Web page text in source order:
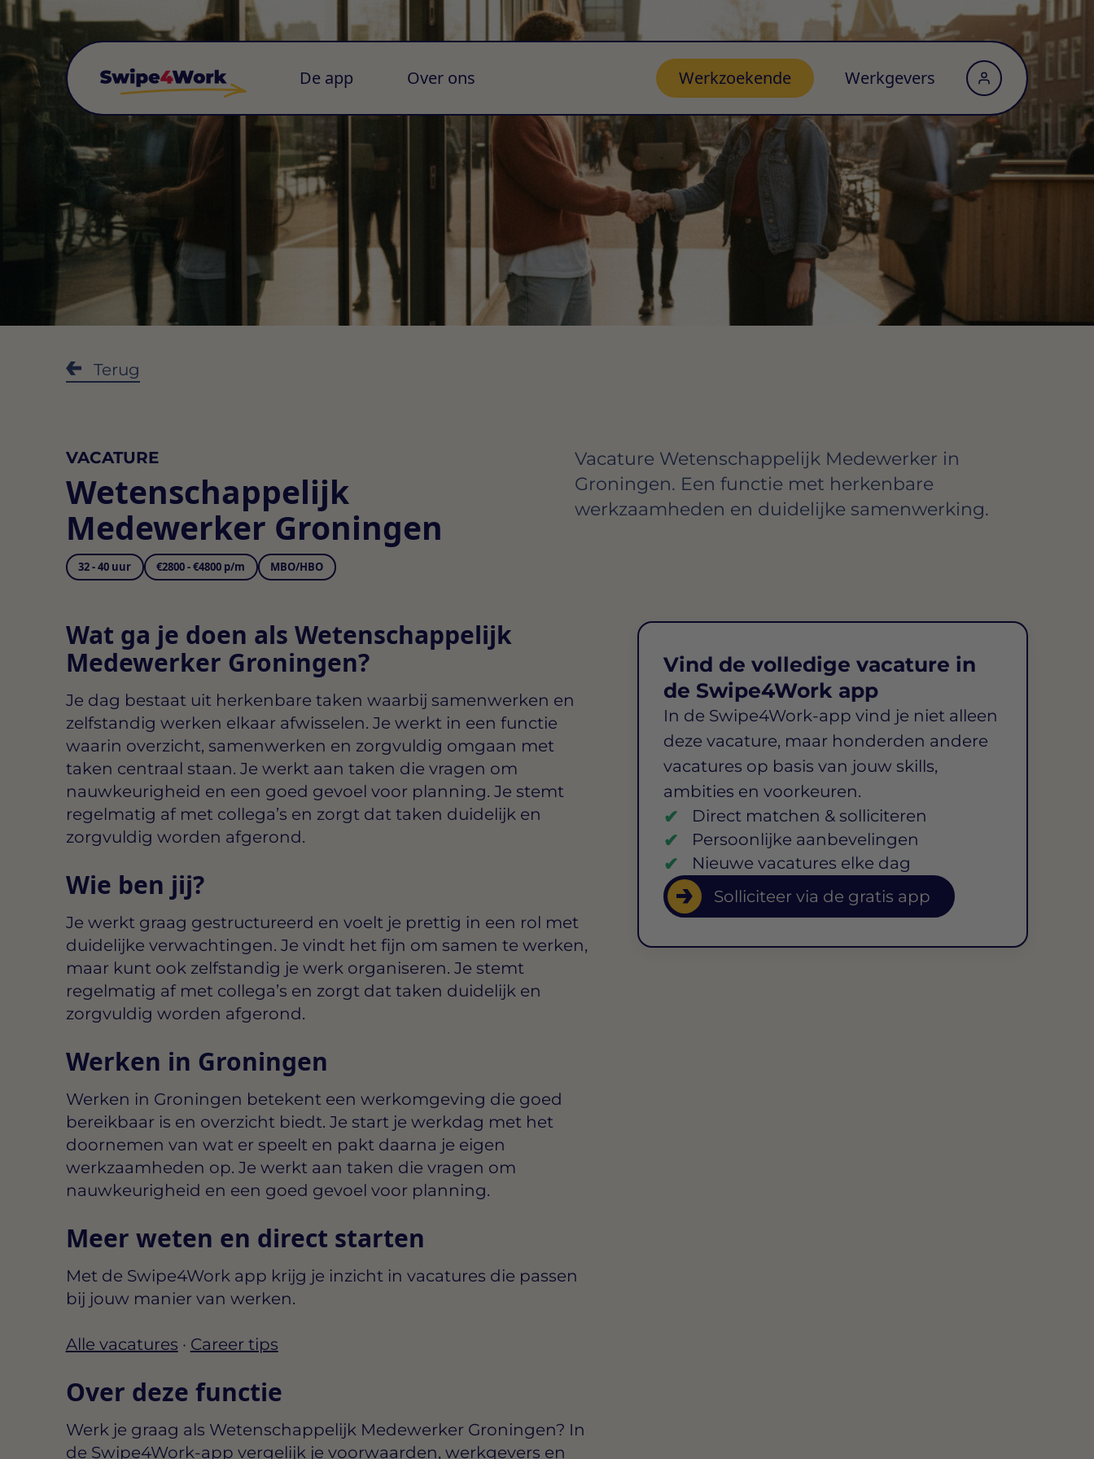
De app Over ons Werkzoekende Werkgevers
Terug
VACATURE
Wetenschappelijk
Medewerker Groningen
32 - 40 uur €2800 - €4800 p/m MBO/HBO
Vacature Wetenschappelijk Medewerker in
Groningen. Een functie met herkenbare
werkzaamheden en duidelijke samenwerking.
Wat ga je doen als Wetenschappelijk
Medewerker Groningen?
Je dag bestaat uit herkenbare taken waarbij samenwerken en
zelfstandig werken elkaar afwisselen. Je werkt in een functie
waarin overzicht, samenwerken en zorgvuldig omgaan met
taken centraal staan. Je werkt aan taken die vragen om
nauwkeurigheid en een goed gevoel voor planning. Je stemt
regelmatig af met collega’s en zorgt dat taken duidelijk en
zorgvuldig worden afgerond.
Wie ben jij?
Je werkt graag gestructureerd en voelt je prettig in een rol met
duidelijke verwachtingen. Je vindt het fijn om samen te werken,
maar kunt ook zelfstandig je werk organiseren. Je stemt
regelmatig af met collega’s en zorgt dat taken duidelijk en
zorgvuldig worden afgerond.
Werken in Groningen
Werken in Groningen betekent een werkomgeving die goed
bereikbaar is en overzicht biedt. Je start je werkdag met het
doornemen van wat er speelt en pakt daarna je eigen
werkzaamheden op. Je werkt aan taken die vragen om
nauwkeurigheid en een goed gevoel voor planning.
Meer weten en direct starten
Met de Swipe4Work app krijg je inzicht in vacatures die passen
bij jouw manier van werken.
Alle vacatures · Career tips
Over deze functie
Werk je graag als Wetenschappelijk Medewerker Groningen? In
de Swipe4Work-app vergelijk je voorwaarden, werkgevers en
Vind de volledige vacature in
de Swipe4Work app
In de Swipe4Work-app vind je niet alleen
deze vacature, maar honderden andere
vacatures op basis van jouw skills,
ambities en voorkeuren.
Direct matchen & solliciteren
Persoonlijke aanbevelingen
Nieuwe vacatures elke dag
Solliciteer via de gratis app